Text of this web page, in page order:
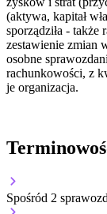
(aktywa, kapitał
sporządziła -
zestawienie zmian
osobne
rachunkowości, z
je organizacja.
Spośród 2